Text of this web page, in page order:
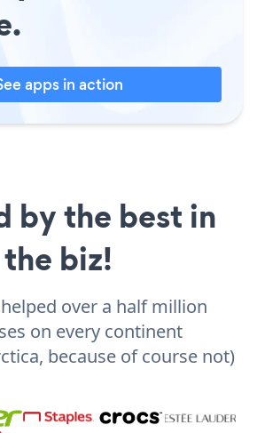
apps in action
by the best in
the biz!
helped over a half million
on every continent
because of course not)